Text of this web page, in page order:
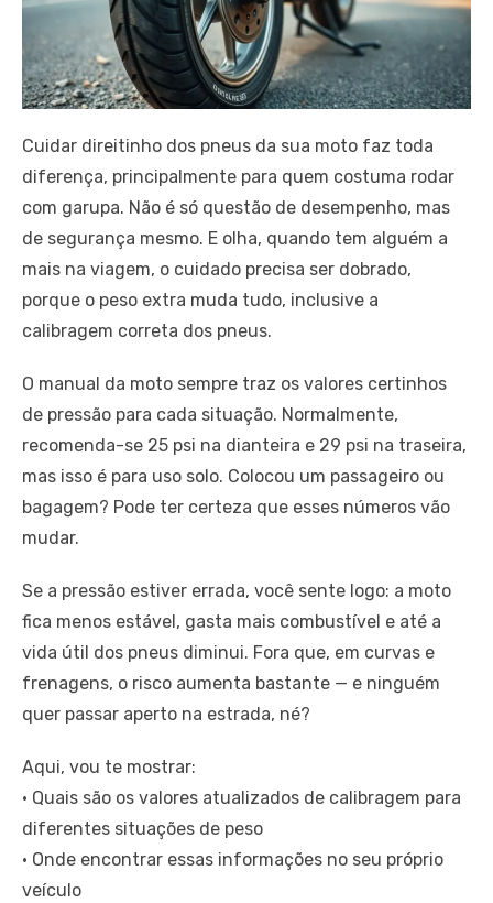
Cuidar direitinho dos pneus da sua moto faz toda
diferença, principalmente para quem costuma rodar
com garupa. Não é só questão de desempenho, mas
de segurança mesmo. E olha, quando tem alguém a
mais na viagem, o cuidado precisa ser dobrado,
porque o peso extra muda tudo, inclusive a
calibragem correta dos pneus.
O manual da moto sempre traz os valores certinhos
de pressão para cada situação. Normalmente,
recomenda-se 25 psi na dianteira e 29 psi na traseira,
mas isso é para uso solo. Colocou um passageiro ou
bagagem? Pode ter certeza que esses números vão
mudar.
Se a pressão estiver errada, você sente logo: a moto
fica menos estável, gasta mais combustível e até a
vida útil dos pneus diminui. Fora que, em curvas e
frenagens, o risco aumenta bastante — e ninguém
quer passar aperto na estrada, né?
Aqui, vou te mostrar:
• Quais são os valores atualizados de calibragem para
diferentes situações de peso
• Onde encontrar essas informações no seu próprio
veículo